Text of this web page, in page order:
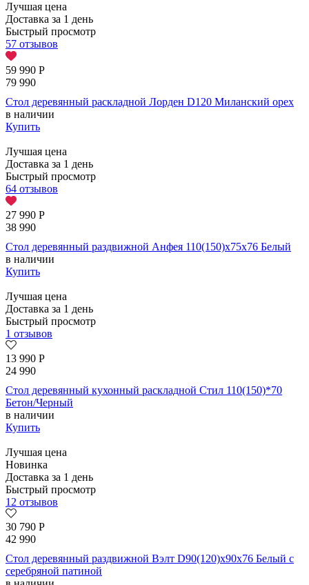
Лучшая цена
Доставка за 1 день
Быстрый просмотр
57 отзывов
59 990 Р
79 990
Стол деревянный раскладной Лорден D120 Миланский орех
в наличии
Купить
Лучшая цена
Доставка за 1 день
Быстрый просмотр
64 отзывов
27 990 Р
38 990
Стол деревянный раздвижной Анфея 110(150)х75х76 Белый
в наличии
Купить
Лучшая цена
Доставка за 1 день
Быстрый просмотр
1 отзывов
13 990 Р
24 990
Стол деревянный кухонный раскладной Стил 110(150)*70
Бетон/Черный
в наличии
Купить
Лучшая цена
Новинка
Доставка за 1 день
Быстрый просмотр
12 отзывов
30 790 Р
42 990
Стол деревянный раздвижной Вэлт D90(120)х90х76 Белый с
серебряной патиной